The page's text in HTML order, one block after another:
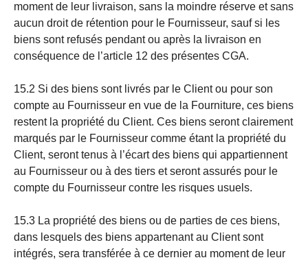
moment de leur livraison, sans la moindre réserve et sans
aucun droit de rétention pour le Fournisseur, sauf si les
biens sont refusés pendant ou après la livraison en
conséquence de l’article 12 des présentes CGA.
15.2 Si des biens sont livrés par le Client ou pour son
compte au Fournisseur en vue de la Fourniture, ces biens
restent la propriété du Client. Ces biens seront clairement
marqués par le Fournisseur comme étant la propriété du
Client, seront tenus à l’écart des biens qui appartiennent
au Fournisseur ou à des tiers et seront assurés pour le
compte du Fournisseur contre les risques usuels.
15.3 La propriété des biens ou de parties de ces biens,
dans lesquels des biens appartenant au Client sont
intégrés, sera transférée à ce dernier au moment de leur